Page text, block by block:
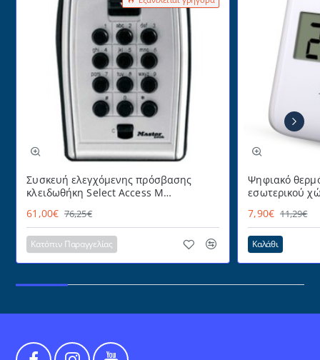
Συσκευή ελεγχόμενης πρόσβασης
κλειδωθήκη Select Access Μ
προστατευτικό κάλυμμα
61,00€ 76,25€
Κατόπιν Παραγγελίας
Ψηφιακό
εσωτερικού
επιτραπέζια
για επιτοίχια
7,90€ 11,29€
Καλάθι